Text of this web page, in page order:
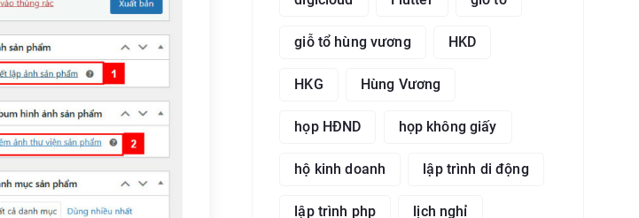
giỗ tổ hùng vương HKD
HKG Hùng Vương
họp HĐND họp không giấy
hộ kinh doanh lập trình di động
lập trình php lịch nghỉ